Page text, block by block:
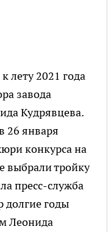
лету 2021 года
завода
Кудрявцева.
26 января
конкурса на
выбрали тройку
пресс-служба
долгие годы
Леонида